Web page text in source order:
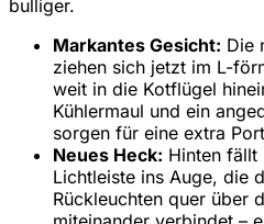
bulliger.
Markantes Gesicht: Die
ziehen sich jetzt im L-
weit in die Kotflügel
Kühlermaul und ein
sorgen für eine extra
Neues Heck: Hinten
Lichtleiste ins Auge, die
Rückleuchten quer über